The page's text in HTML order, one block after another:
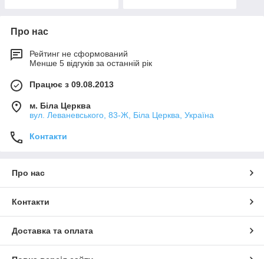
Про нас
Рейтинг не сформований
Менше 5 відгуків за останній рік
Працює з 09.08.2013
м. Біла Церква
вул. Леваневського, 83-Ж, Біла Церква, Україна
Контакти
Про нас
Контакти
Доставка та оплата